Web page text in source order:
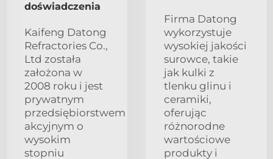
doświadczenia
Kaifeng Datong
Refractories Co.,
Ltd została
założona w
2008 roku i jest
prywatnym
przedsiębiorstwem
akcyjnym o
wysokim
stopniu
Firma Datong
wykorzystuje
wysokiej jakości
surowce, takie
jak kulki z
tlenku glinu i
ceramiki,
oferując
różnorodne
wartościowe
produkty i